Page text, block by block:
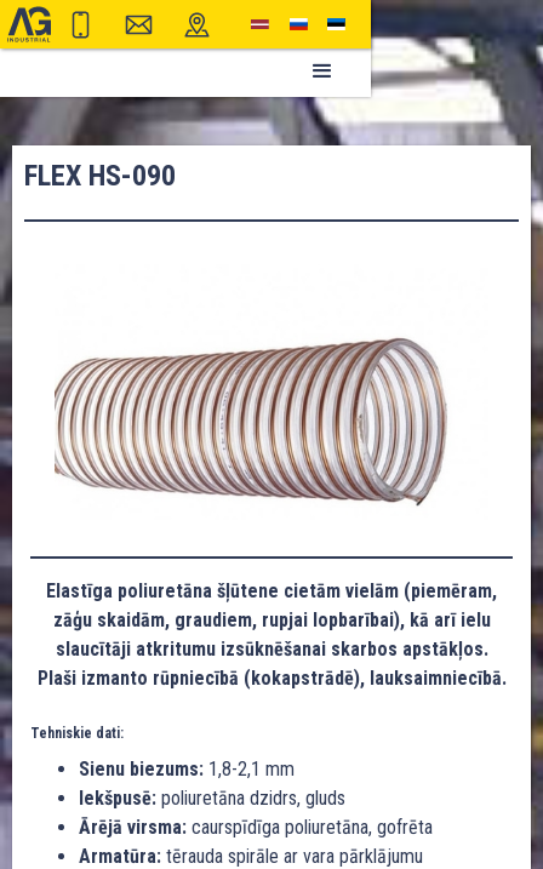
FLEX HS-090
Elastīga poliuretāna šļūtene cietām vielām (piemēram,
zāģu skaidām, graudiem, rupjai lopbarībai), kā arī ielu
slaucītāji atkritumu izsūknēšanai skarbos apstākļos.
Plaši izmanto rūpniecībā (kokapstrādē), lauksaimniecībā.
Tehniskie dati:
Sienu biezums: 1,8-2,1 mm
Iekšpusē: poliuretāna dzidrs, gluds
Ārējā virsma: caurspīdīga poliuretāna, gofrēta
Armatūra: tērauda spirāle ar vara pārklājumu